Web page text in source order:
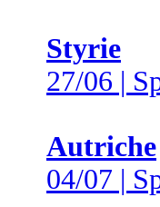
Styrie
27/06 |
Autriche
04/07 |